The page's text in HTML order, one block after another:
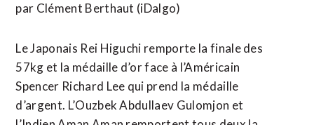
par Clément Berthaut (iDalgo)
Le Japonais Rei Higuchi remporte la finale des
57kg et la médaille d’or face à l’Américain
Spencer Richard Lee qui prend la médaille
d’argent. L’Ouzbek Abdullaev Gulomjon et